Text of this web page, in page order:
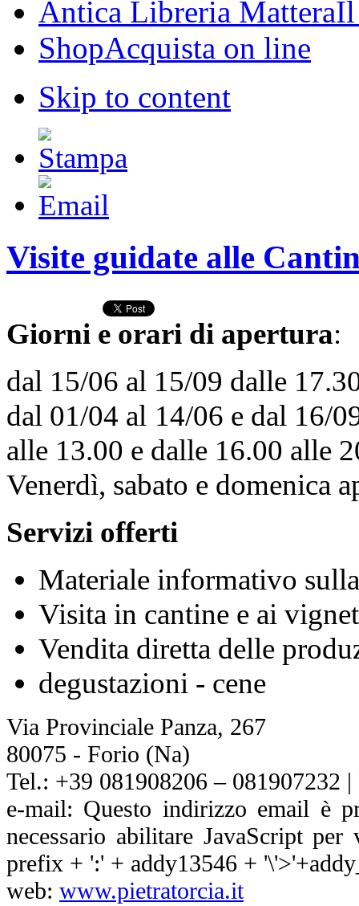
Antica Libreria MatteraIl
ShopAcquista on line
Skip to content
Visite guidate alle
Giorni e orari di apertura:
dal 15/06 al 15/09 dalle
dal 01/04 al 14/06 e dal 16/
alle 13.00 e dalle 16.00 alle
Venerdì, sabato e domenica
Servizi offerti
Materiale informativo
Visita in cantine e ai
Vendita diretta delle
degustazioni - cene
Via Provinciale Panza, 267
80075 - Forio (Na)
Tel.: +39 081908206 – 081907232
e-mail: Questo indirizzo email è
necessario abilitare JavaScript per
prefix + ':' + addy13546 +
web: www.pietratorcia.it